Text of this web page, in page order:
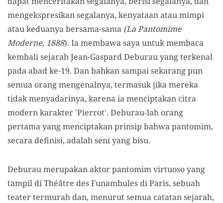
mengekspresikan segalanya, kenyataan atau mimpi
atau keduanya bersama-sama (La Pantomime
Moderne, 1888). Ia membawa saya untuk membaca
kembali sejarah Jean-Gaspard Deburau yang terkenal
pada abad ke-19. Dan bahkan sampai sekarang pun
semua orang mengenalnya, termasuk jika mereka
tidak menyadarinya, karena ia menciptakan citra
modern karakter 'Pierrot'. Deburau-lah orang
pertama yang menciptakan prinsip bahwa pantomim,
secara definisi, adalah seni yang bisu.
Deburau merupakan aktor pantomim virtuoso yang
tampil di Théâtre des Funambules di Paris, sebuah
teater termurah dan, menurut semua catatan sejarah,